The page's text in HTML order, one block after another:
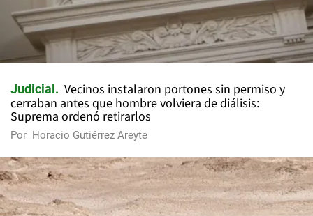
Judicial
Vecinos instalaron portones sin permiso y
cerraban antes que hombre volviera de diálisis:
Suprema ordenó retirarlos
Por Horacio Gutiérrez Areyte